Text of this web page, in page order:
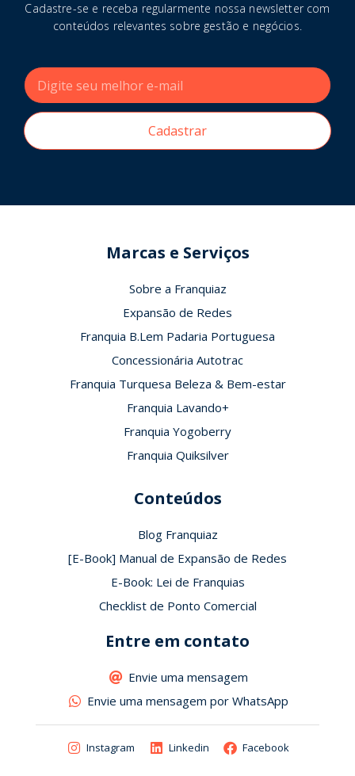
Cadastre-se e receba regularmente nossa newsletter com
conteúdos relevantes sobre gestão e negócios.
Cadastrar
Marcas e Serviços
Sobre a Franquiaz
Expansão de Redes
Franquia B.Lem Padaria Portuguesa
Concessionária Autotrac
Franquia Turquesa Beleza & Bem-estar
Franquia Lavando+
Franquia Yogoberry
Franquia Quiksilver
Conteúdos
Blog Franquiaz
[E-Book] Manual de Expansão de Redes
E-Book: Lei de Franquias
Checklist de Ponto Comercial
Entre em contato
Envie uma mensagem
Envie uma mensagem por WhatsApp
Instagram Linkedin Facebook